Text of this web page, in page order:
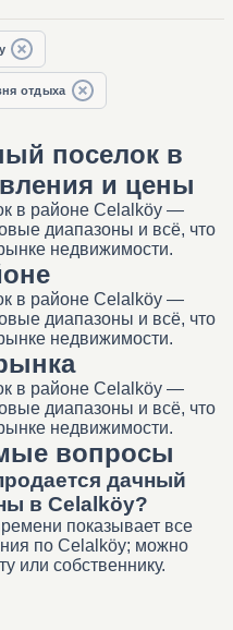
отдыха
поселок в
и цены
в районе Celalköy —
диапазоны и всё, что
недвижимости.
в районе Celalköy —
диапазоны и всё, что
недвижимости.
в районе Celalköy —
диапазоны и всё, что
недвижимости.
вопросы
дачный
в Celalköy?
показывает все
по Celalköy; можно
или собственнику.